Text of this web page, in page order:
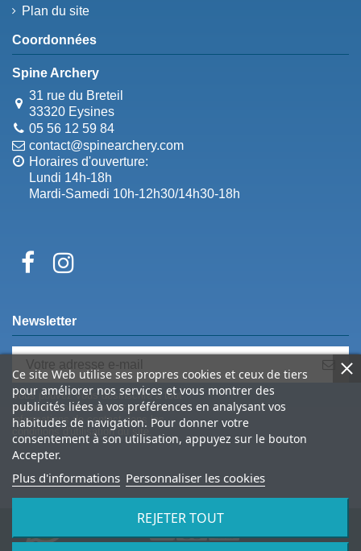
Plan du site
Coordonnées
Spine Archery
31 rue du Breteil
33320 Eysines
05 56 12 59 84
contact@spinearchery.com
Horaires d'ouverture:
Lundi 14h-18h
Mardi-Samedi 10h-12h30/14h30-18h
Ce site Web utilise ses propres cookies et ceux de tiers
pour améliorer nos services et vous montrer des
publicités liées à vos préférences en analysant vos
habitudes de navigation. Pour donner votre
consentement à son utilisation, appuyez sur le bouton
Accepter.
Plus d'informations Personnaliser les cookies
REJETER TOUT
Newsletter
Vous pouvez vous désinscrire à tout
moment. Vous trouverez pour cela nos
informations de contact dans les
conditions d'utilisation du site.